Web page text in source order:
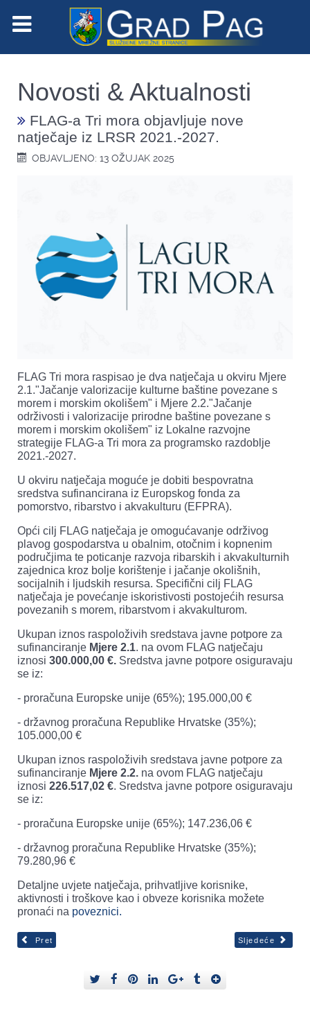
Novosti & Aktualnosti
FLAG-a Tri mora objavljuje nove
natječaje iz LRSR 2021.-2027.
OBJAVLJENO: 13 OŽUJAK 2025
FLAG Tri mora raspisao je dva natječaja u okviru Mjere
2.1."Jačanje valorizacije kulturne baštine povezane s
morem i morskim okolišem" i Mjere 2.2."Jačanje
održivosti i valorizacije prirodne baštine povezane s
morem i morskim okolišem" iz Lokalne razvojne
strategije FLAG-a Tri mora za programsko razdoblje
2021.-2027.
U okviru natječaja moguće je dobiti bespovratna
sredstva sufinancirana iz Europskog fonda za
pomorstvo, ribarstvo i akvakulturu (EFPRA).
Opći cilj FLAG natječaja je omogućavanje održivog
plavog gospodarstva u obalnim, otočnim i kopnenim
područjima te poticanje razvoja ribarskih i akvakulturnih
zajednica kroz bolje korištenje i jačanje okolišnih,
socijalnih i ljudskih resursa. Specifični cilj FLAG
natječaja je povećanje iskoristivosti postojećih resursa
povezanih s morem, ribarstvom i akvakulturom.
Ukupan iznos raspoloživih sredstava javne potpore za
sufinanciranje Mjere 2.1. na ovom FLAG natječaju
iznosi 300.000,00 €. Sredstva javne potpore osiguravaju
se iz:
- proračuna Europske unije (65%); 195.000,00 €
- državnog proračuna Republike Hrvatske (35%);
105.000,00 €
Ukupan iznos raspoloživih sredstava javne potpore za
sufinanciranje Mjere 2.2. na ovom FLAG natječaju
iznosi 226.517,02 €. Sredstva javne potpore osiguravaju
se iz:
- proračuna Europske unije (65%); 147.236,06 €
- državnog proračuna Republike Hrvatske (35%);
79.280,96 €
Detaljne uvjete natječaja, prihvatljive korisnike,
aktivnosti i troškove kao i obveze korisnika možete
pronaći na poveznici.
Pret Sljedeće